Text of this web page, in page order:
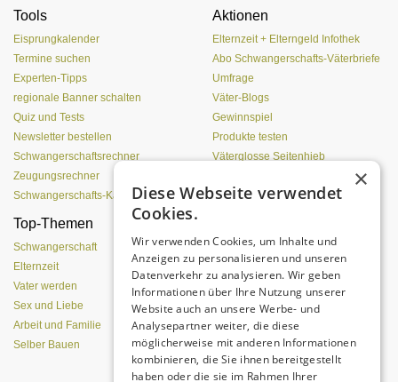
Tools
Eisprungkalender
Termine suchen
Experten-Tipps
regionale Banner schalten
Quiz und Tests
Newsletter bestellen
Schwangerschaftsrechner
Zeugungsrechner
Schwangerschafts-Kalender
Aktionen
Elternzeit + Elterngeld Infothek
Abo Schwangerschafts-Väterbriefe
Umfrage
Väter-Blogs
Gewinnspiel
Produkte testen
Väterglosse Seitenhieb
Top-Themen
Schwangerschaft
Elternzeit
Vater werden
Sex und Liebe
Arbeit und Familie
Selber Bauen
Geburt
×
Diese Webseite verwendet
Cookies.
Wir verwenden Cookies, um Inhalte und
Anzeigen zu personalisieren und unseren
Datenverkehr zu analysieren. Wir geben
Informationen über Ihre Nutzung unserer
Website auch an unsere Werbe- und
Analysepartner weiter, die diese
möglicherweise mit anderen Informationen
kombinieren, die Sie ihnen bereitgestellt
haben oder die sie im Rahmen Ihrer